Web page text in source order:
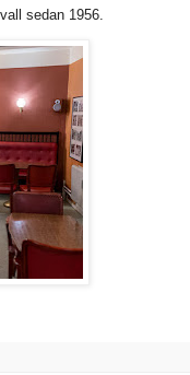
sedan 1956.